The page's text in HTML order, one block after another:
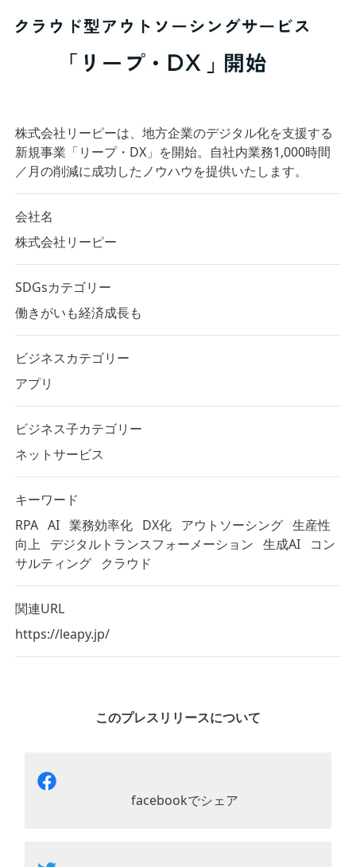
株式会社リーピーは、地方企業のデジタル化を支援する
新規事業「リープ・DX」を開始。自社内業務1,000時間
／月の削減に成功したノウハウを提供いたします。
会社名
株式会社リーピー
SDGsカテゴリー
働きがいも経済成長も
ビジネスカテゴリー
アプリ
ビジネス子カテゴリー
ネットサービス
キーワード
RPA AI 業務効率化 DX化 アウトソーシング 生産性
向上 デジタルトランスフォーメーション 生成AI
コン
サルティング
クラウド
関連URL
https://leapy.jp/
このプレスリリースについて
facebookでシェア